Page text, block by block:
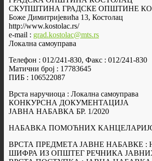
СКУПШТИНА ГРАДСКЕ ОПШТИНЕ
Боже Димитријевића 13, Костолац
http://www.kostolac.rs/
e-mail : grad.kostolac@mts.rs
Локална самоуправа
Телефон : 012/241-830, Факс : 012/241-830
Матични број : 17783645
ПИБ : 106522087
Врста наручиоца : Локална самоуправа
КОНКУРСНА ДОКУМЕНТАЦИЈА
ЈАВНА НАБАВКА БР. 1/2020
НАБАВКА ПОМОЋНИХ
ВРСТА ПРЕДМЕТA ЈАВНЕ НАБАВКЕ :
ШИФРА ИЗ ОПШТЕГ РЕЧНИКА ЈАВНИХ